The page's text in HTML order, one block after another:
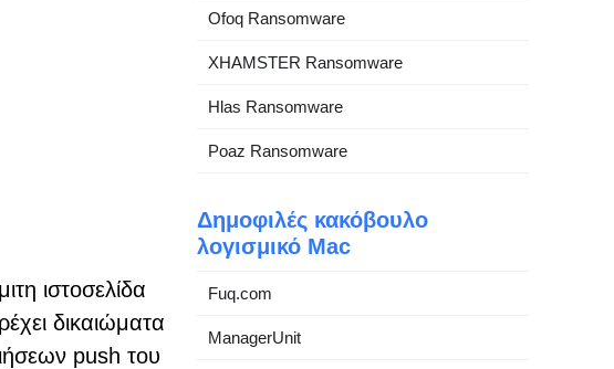
ιστοσελίδα
δικαιώματα
push του
Ofoq Ransomware
XHAMSTER Ransomware
Hlas Ransomware
Poaz Ransomware
Δημοφιλές κακόβουλο
λογισμικό Mac
Fuq.com
ManagerUnit